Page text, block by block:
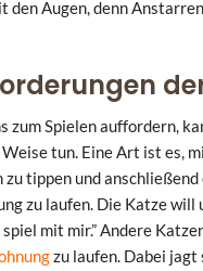
den Augen, denn
zum Spielen auffordern,
tun. Eine Art ist es,
zu tippen und
zu laufen. Die Katze will
spiel mit mir.” Andere
zu laufen. Dabei